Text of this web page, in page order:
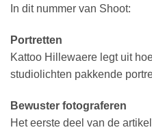
In dit nummer van Shoot:
Portretten
Kattoo Hillewaere legt uit
studiolichten pakkende
Bewuster fotograferen
Het eerste deel van de